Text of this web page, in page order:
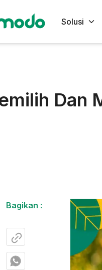
Solusi
Dan
Bagikan :